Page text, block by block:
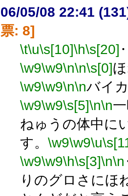
06/05/08 22:41
票: 8]
\t\u\s[10]\h\s[20]
\w9\w9\n\n\s[0]
\w9\w9\n\nバイ
\w9\w9\s[5]\n\n
ねゅうの体中に
す。 \w9\w9\u
\w9\w9\h\s[3]\n\n
りのグロさにほ